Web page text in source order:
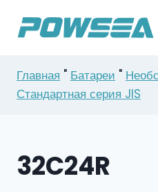
Главная " Батареи "
Стандартная серия JIS
32C24R